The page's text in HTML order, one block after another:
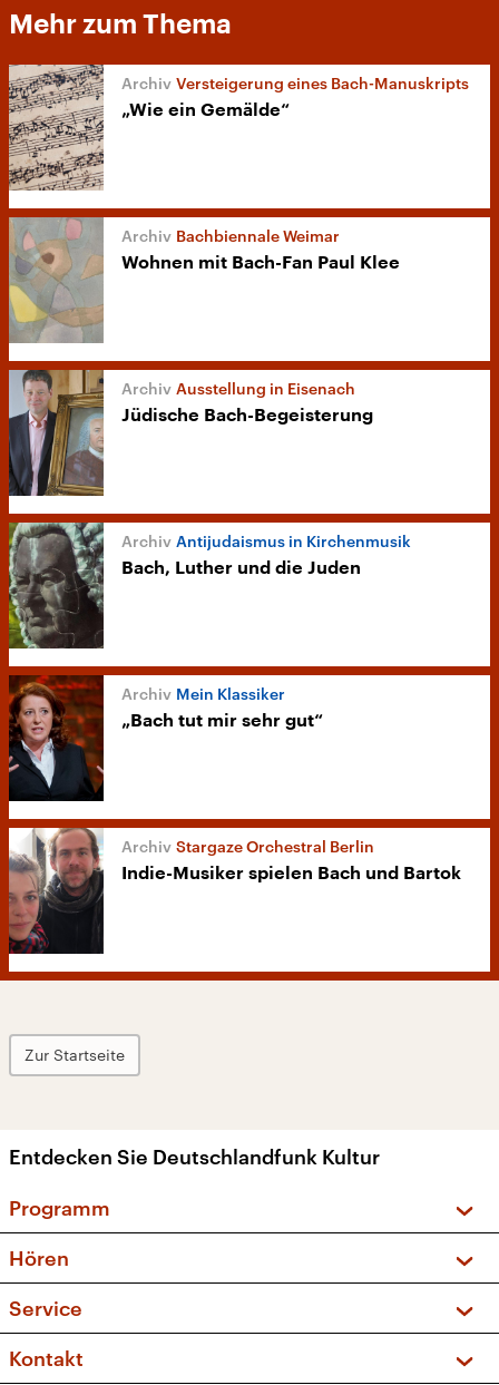
Mehr zum Thema
Versteigerung eines Bach-Manuskripts
„Wie ein Gemälde“
Bachbiennale Weimar
Wohnen mit Bach-Fan Paul Klee
Ausstellung in Eisenach
Jüdische Bach-Begeisterung
Antijudaismus in Kirchenmusik
Bach, Luther und die Juden
Mein Klassiker
„Bach tut mir sehr gut“
Stargaze Orchestral Berlin
Indie-Musiker spielen Bach und Bartok
Zur Startseite
Entdecken Sie Deutschlandfunk Kultur
Programm
Sendungen und Podcasts
Musikliste
Kakadu – Das Kinderprogramm
Hören
Frequenzen (UKW + DAB+)
Service
FAQ
Kontakt